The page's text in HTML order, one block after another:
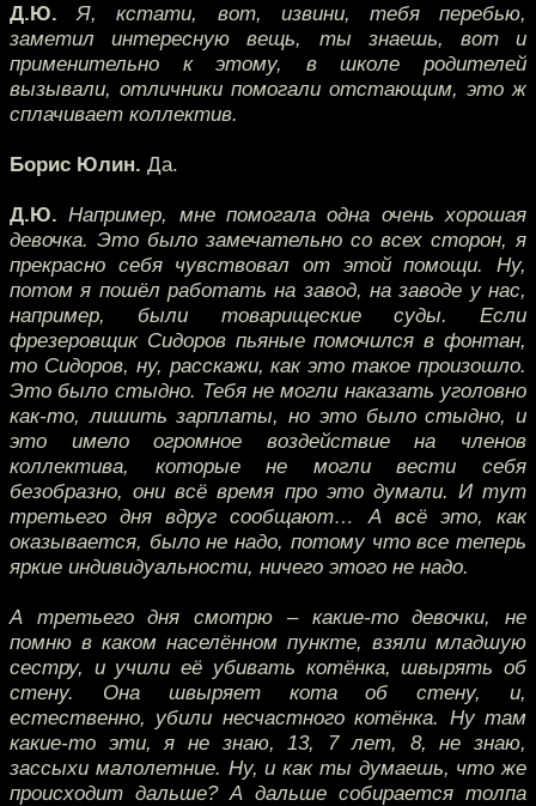
Д.Ю. Я, кстати, вот, извини, тебя перебью,
заметил интересную вещь, ты знаешь, вот и
применительно к этому, в школе родителей
вызывали, отличники помогали отстающим, это ж
сплачивает коллектив.
Борис Юлин. Да.
Д.Ю. Например, мне помогала одна очень хорошая
девочка. Это было замечательно со всех сторон, я
прекрасно себя чувствовал от этой помощи. Ну,
потом я пошёл работать на завод, на заводе у нас,
например, были товарищеские суды. Если
фрезеровщик Сидоров пьяные помочился в фонтан,
то Сидоров, ну, расскажи, как это такое произошло.
Это было стыдно. Тебя не могли наказать уголовно
как-то, лишить зарплаты, но это было стыдно, и
это имело огромное воздействие на членов
коллектива, которые не могли вести себя
безобразно, они всё время про это думали. И тут
третьего дня вдруг сообщают… А всё это, как
оказывается, было не надо, потому что все теперь
яркие индивидуальности, ничего этого не надо.
А третьего дня смотрю – какие-то девочки, не
помню в каком населённом пункте, взяли младшую
сестру, и учили её убивать котёнка, швырять об
стену. Она швыряет кота об стену, и,
естественно, убили несчастного котёнка. Ну там
какие-то эти, я не знаю, 13, 7 лет, 8, не знаю,
зассыхи малолетние. Ну, и как ты думаешь, что же
происходит дальше? А дальше собирается толпа